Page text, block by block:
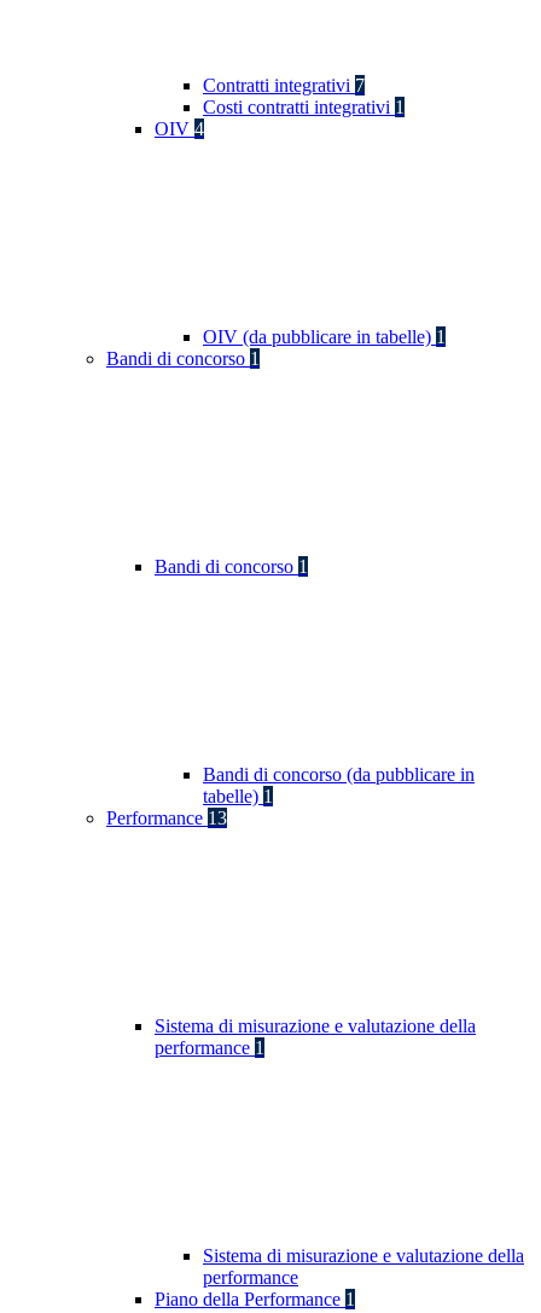
Contratti integrativi 7
Costi contratti integrativi 1
OIV 4
OIV (da pubblicare in tabelle) 1
Bandi di concorso 1
Bandi di concorso 1
Bandi di concorso (da pubblicare in
tabelle) 1
Performance 13
Sistema di misurazione e valutazione della
performance 1
Sistema di misurazione e valutazione della
performance
Piano della Performance 1